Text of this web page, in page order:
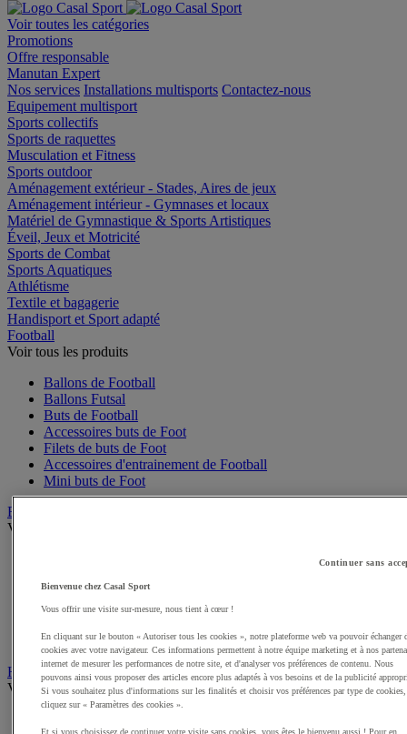
Voir toutes les catégories
Promotions
Offre responsable
Manutan Expert
Nos services Installations multisports Contactez-nous
Equipement multisport
Sports collectifs
Sports de raquettes
Musculation et Fitness
Sports outdoor
Aménagement extérieur - Stades, Aires de jeux
Aménagement intérieur - Gymnases et locaux
Matériel de Gymnastique & Sports Artistiques
Éveil, Jeux et Motricité
Sports de Combat
Sports Aquatiques
Athlétisme
Textile et bagagerie
Handisport et Sport adapté
Football
Voir tous les produits
Ballons de Football
Ballons Futsal
Buts de Football
Accessoires buts de Foot
Filets de buts de Foot
Accessoires d'entrainement de Football
Mini buts de Foot
Basketball
Voir tous les produits
Filets, cercles de Basket pour paniers
Panneaux de Basket
Paniers de Basket, buts de Basket
Handball
Voir tous les produits
Continuer sans
Bienvenue chez Casal Sport
Vous offrir une visite sur-mesure, nous tient à cœur !
En cliquant sur le bouton « Autoriser tous les cookies », notre plateforme web va pouvoir échanger
cookies avec votre navigateur. Ces informations permettent à notre équipe marketing et à nos
internet de mesurer les performances de notre site, et d'analyser vos préférences de contenu. Nous
pouvons ainsi vous proposer des articles encore plus adaptés à vos besoins et de la publicité
Si vous souhaitez plus d'informations sur les finalités et choisir vos préférences par type de cookies,
cliquez sur « Paramètres des cookies ».